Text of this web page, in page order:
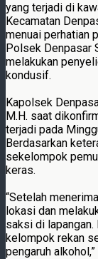
yang terjadi di
Kecamatan
menuai perhatian
Polsek Denpasar
melakukan
kondusif.
Kapolsek
M.H. saat
terjadi pada
Berdasarkan
sekelompok
keras.
“Setelah
lokasi dan
saksi di lapangan.
kelompok rekan
pengaruh